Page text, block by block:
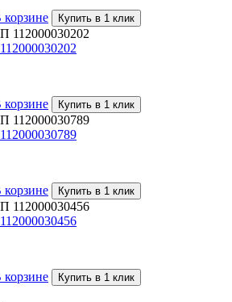
корзине Купить в 1 клик
корзине Купить в 1 клик
корзине Купить в 1 клик
корзине
Купить в 1 клик